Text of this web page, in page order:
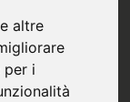
altre
per i